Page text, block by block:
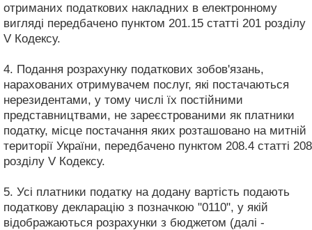
отриманих податкових накладних в електронному
вигляді передбачено пунктом 201.15 статті 201 розділу
V Кодексу.
4. Подання розрахунку податкових зобов'язань,
нарахованих отримувачем послуг, які постачаються
нерезидентами, у тому числі їх постійними
представництвами, не зареєстрованими як платники
податку, місце постачання яких розташовано на митній
території України, передбачено пунктом 208.4 статті 208
розділу V Кодексу.
5. Усі платники податку на додану вартість подають
податкову декларацію з позначкою "0110", у якій
відображаються розрахунки з бюджетом (далі -